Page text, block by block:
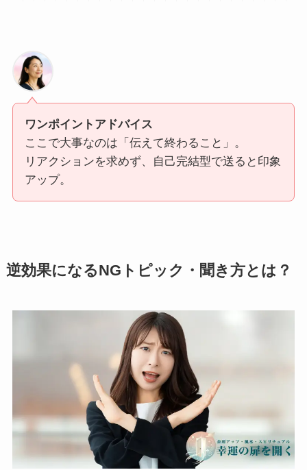
ワンポイントアドバイス
ここで大事なのは「伝えて終わること」。
リアクションを求めず、自己完結型で送ると印象
アップ。
逆効果になるNGトピック・聞き方とは？